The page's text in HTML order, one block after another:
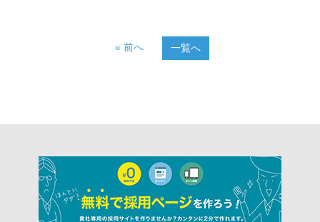
« 前へ 一覧へ